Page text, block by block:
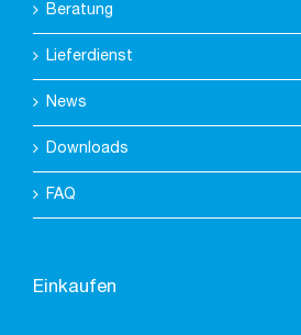
Beratung
Lieferdienst
News
Downloads
FAQ
Einkaufen